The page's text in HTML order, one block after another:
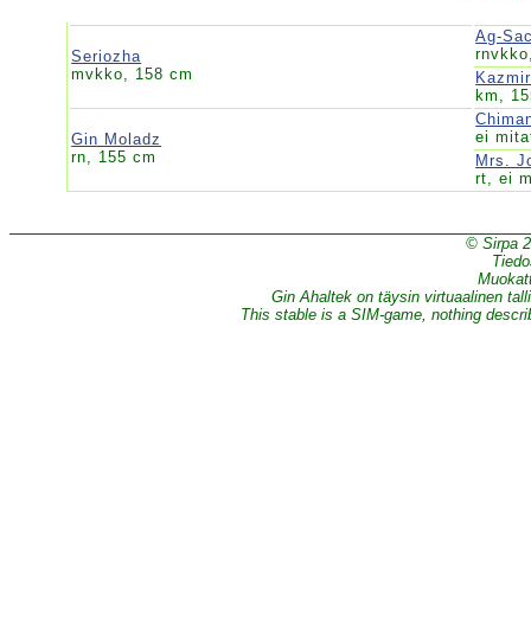
Seriozha
mvkko, 158 cm
Ag-
km,
Gin Moladz
rn, 155 cm
ei
Mrs.
rt, ei
© Sirpa
Gin Ahaltek on täysin virtuaalinen
This stable is a SIM-game, nothing